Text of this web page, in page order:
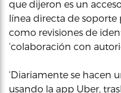
que dijeron es un
línea directa de soporte
como revisiones de
‘colaboración con
‘Diariamente se hacen
usando la app Uber,